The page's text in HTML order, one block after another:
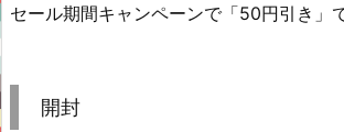
セール期間キャンペーンで「50円引き」
開封